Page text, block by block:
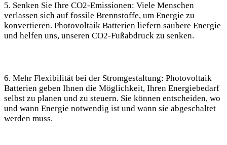
5. Senken Sie Ihre CO2-Emissionen: Viele Menschen
verlassen sich auf fossile Brennstoffe, um Energie zu
konvertieren. Photovoltaik Batterien liefern saubere Energie
und helfen uns, unseren CO2-Fußabdruck zu senken.
6. Mehr Flexibilität bei der Stromgestaltung: Photovoltaik
Batterien geben Ihnen die Möglichkeit, Ihren Energiebedarf
selbst zu planen und zu steuern. Sie können entscheiden, wo
und wann Energie notwendig ist und wann sie abgeschaltet
werden muss.